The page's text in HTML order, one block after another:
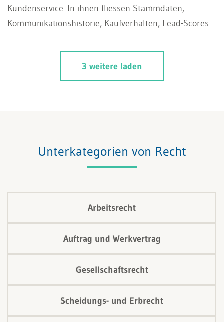
Kundenservice. In ihnen fliessen Stammdaten,
Kommunikationshistorie, Kaufverhalten, Lead-Scores,
Analysen zusammen. Aus datenschutzrechtlicher
Sicht ist ein CRM damit praktisch nie ein neutrales
Werkzeug, sondern der Ort, an dem sich sämtliche
dem Auslandstransfer.
3 weitere laden
Unterkategorien von Recht
Arbeitsrecht
Auftrag und Werkvertrag
Gesellschaftsrecht
Scheidungs- und Erbrecht